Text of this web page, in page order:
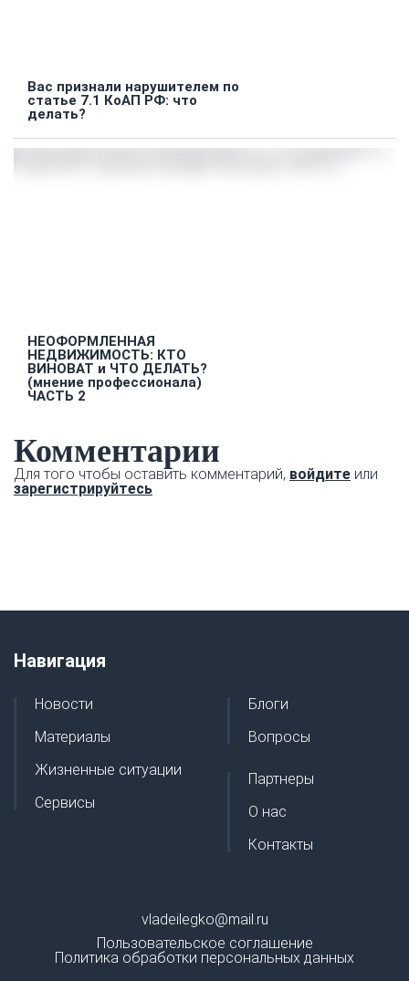
Вас признали нарушителем по
статье 7.1 КоАП РФ: что
делать?
НЕОФОРМЛЕННАЯ
НЕДВИЖИМОСТЬ: КТО
ВИНОВАТ и ЧТО ДЕЛАТЬ?
(мнение профессионала)
ЧАСТЬ 2
Комментарии
Для того чтобы оставить комментарий, войдите или
зарегистрируйтесь
Навигация
Новости
Материалы
Жизненные ситуации
Сервисы
Блоги
Вопросы
Партнеры
О нас
Контакты
vladeilegko@mail.ru
Пользовательское соглашение
Политика обработки персональных данных